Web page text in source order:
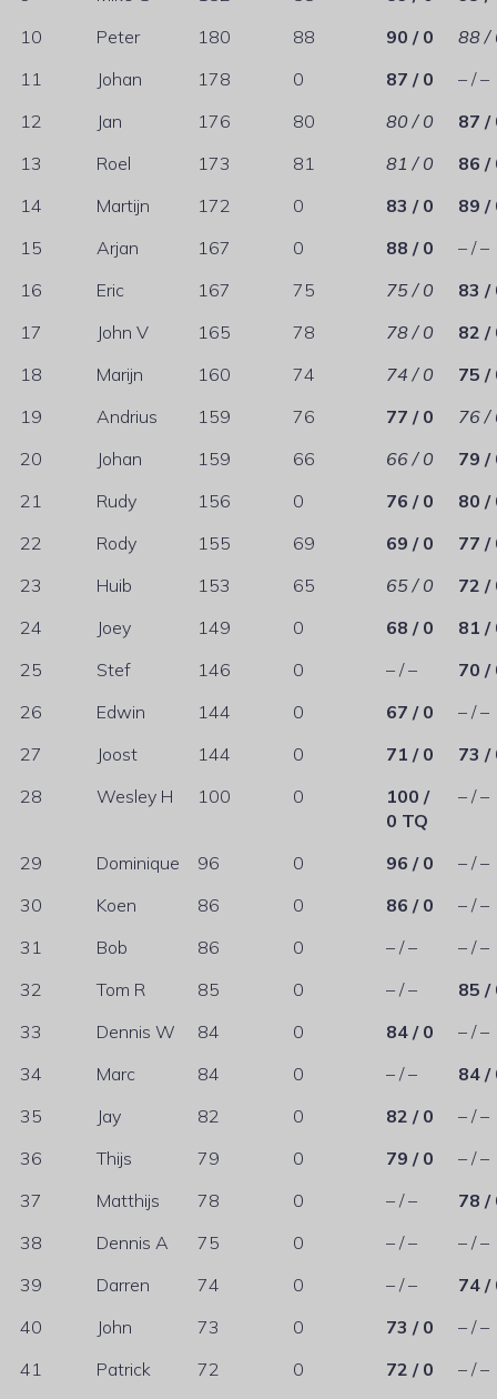
10
Peter 180 88 90 / 0
88 /
11
Johan 178 0 87 / 0
– / –
12
Jan 176 80 80 / 0
87 /
13
Roel 173 81 81 / 0
86 /
14
Martijn 172 0 83 / 0
89 /
15
Arjan 167 0 88 / 0
– / –
16
Eric 167 75 75 / 0
83 /
17
John V 165 78 78 / 0
82 /
18
Marijn 160 74 74 / 0
75 /
19
Andrius 159 76 77 / 0
76 /
20
Johan 159 66 66 / 0
79 /
21
Rudy 156 0 76 / 0
80 /
22
Rody 155 69 69 / 0
77 /
23
Huib 153 65 65 / 0
72 /
24
Joey 149 0 68 / 0
81 /
25
Stef 146 0 – / –
70 /
26
Edwin 144 0 67 / 0
– / –
27
Joost 144 0 71 / 0
73 /
28
Wesley H 100 0
100 /
0 TQ
– / –
29 Dominique 96 0 96 / 0
– / –
30
Koen 86 0 86 / 0
– / –
31
Bob 86 0 – / –
– / –
32
Tom R 85 0 – / –
85 /
33
Dennis W 84 0 84 / 0
– / –
34
Marc 84 0 – / –
84 /
35
Jay 82 0 82 / 0
– / –
36
Thijs 79 0 79 / 0
– / –
37
Matthijs 78 0 – / –
78 /
38
Dennis A 75 0 – / –
– / –
39
Darren 74 0 – / –
74 /
40
John 73 0 73 / 0
– / –
41
Patrick 72 0 72 / 0
– / –